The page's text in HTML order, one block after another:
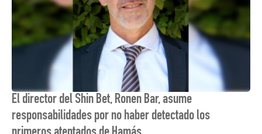
El director del Shin Bet, Ronen Bar, asume
responsabilidades por no haber detectado los